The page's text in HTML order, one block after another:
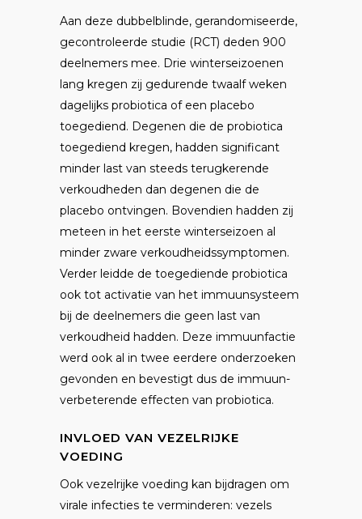
Aan deze dubbelblinde, gerandomiseerde,
gecontroleerde studie (RCT) deden 900
deelnemers mee. Drie winterseizoenen
lang kregen zij gedurende twaalf weken
dagelijks probiotica of een placebo
toegediend. Degenen die de probiotica
toegediend kregen, hadden significant
minder last van steeds terugkerende
verkoudheden dan degenen die de
placebo ontvingen. Bovendien hadden zij
meteen in het eerste winterseizoen al
minder zware verkoudheidssymptomen.
Verder leidde de toegediende probiotica
ook tot activatie van het immuunsysteem
bij de deelnemers die geen last van
verkoudheid hadden. Deze immuunfactie
werd ook al in twee eerdere onderzoeken
gevonden en bevestigt dus de immuun-
verbeterende effecten van probiotica.
INVLOED VAN VEZELRIJKE
VOEDING
Ook vezelrijke voeding kan bijdragen om
virale infecties te verminderen: vezels